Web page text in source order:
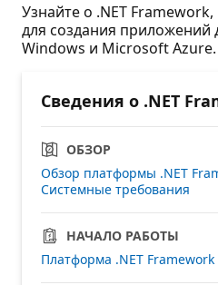
Узнайте о .NET
для создания приложений
Windows и Microsoft Azure.
Сведения о .NET
ОБЗОР
Обзор платформы .NET
Системные требования
НАЧАЛО РАБОТЫ
Платформа .NET Framework